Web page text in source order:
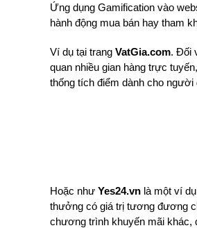
Ứng dụng Gamification vào
hành động mua bán hay tham
Ví dụ tại trang VatGia.com. Đối
quan nhiều gian hàng trực
thống tích điểm dành cho
Hoặc như Yes24.vn là một ví
thưởng có giá trị tương đương
chương trình khuyến mãi khác,